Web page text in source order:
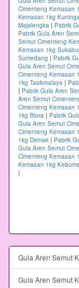
Cimenteng Kemasan
Kemasan 1kg
Majalengka | Pabrik
Pabrik Gula Aren
Semut Cimenteng
Kemasan 1kg
Sumedang | Pabrik
Gula Aren Semut
Cimenteng Kemasan
1kg Tasikmalaya |
| Pabrik Gula Aren
Aren Semut
Cimenteng Kemasan
1kg Blora | Pabrik
Gula Aren Semut
Cimenteng Kemasan
1kg Demak | Pabrik
Gula Aren Semut
Cimenteng Kemasan
Kemasan 1kg
|
Gula Aren Semut
Gula Aren Semut